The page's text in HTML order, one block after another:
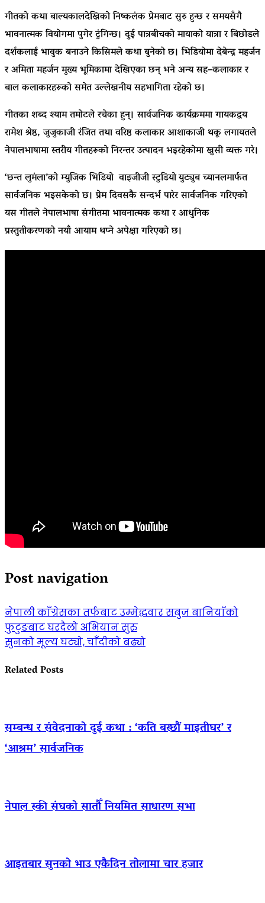
गीतको कथा बाल्यकालदेखिको निष्कलंक प्रेमबाट सुरु हुन्छ र समयसँगै
भावनात्मक वियोगमा पुगेर टुंगिन्छ। दुई पात्रबीचको मायाको यात्रा र बिछोडले
दर्शकलाई भावुक बनाउने किसिमले कथा बुनेको छ। भिडियोमादेबेन्द्र महर्जन
रअमिता महर्जनमुख्य भूमिकामा देखिएका छन् भने अन्य सह–कलाकार र
बाल कलाकारहरूको समेत उल्लेखनीय सहभागिता रहेको छ।
गीतका शब्दश्याम तमोटले रचेका हुन्। सार्वजनिक कार्यक्रममा गायकद्वय
रामेश श्रेष्ठ,जुजुकाजी रंजिततथा वरिष्ठ कलाकारआशाकाजी थकूलगायतले
नेपालभाषामा स्तरीय गीतहरूको निरन्तर उत्पादन भइरहेकोमा खुसी व्यक्त गरे।
‘छन्त लुमंला’को म्युजिक भिडियो वाइजीजी स्टुडियो युट्युब च्यानलमार्फत
सार्वजनिक भइसकेको छ। प्रेम दिवसकै सन्दर्भ पारेर सार्वजनिक गरिएको
यस गीतले नेपालभाषा संगीतमा भावनात्मक कथा र आधुनिक
प्रस्तुतीकरणको नयाँ आयाम थप्ने अपेक्षा गरिएको छ।
Post navigation
नेपाली काँग्रेसका तर्फबाट उम्मेद्धवार सबुज बानियाँको
फुटुङबाट घरदैलो अभियान सुरु
सुनको मूल्य घट्यो, चाँदीको बढ्यो
Related Posts
सम्बन्ध र संवेदनाको दुई कथा : ‘कति बस्छौं माइतीघर’ र
‘आश्रम’ सार्वजनिक
नेपाल स्की संघको सातौँ नियमित साधारण सभा
आइतबार सुनको भाउ एकैदिन तोलामा चार हजार